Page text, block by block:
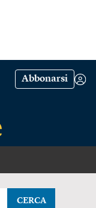
Abbonarsi
CERCA